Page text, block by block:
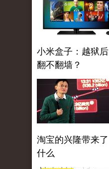
小米盒子：越狱后
翻不翻墙？
淘宝的兴隆带来了
什么